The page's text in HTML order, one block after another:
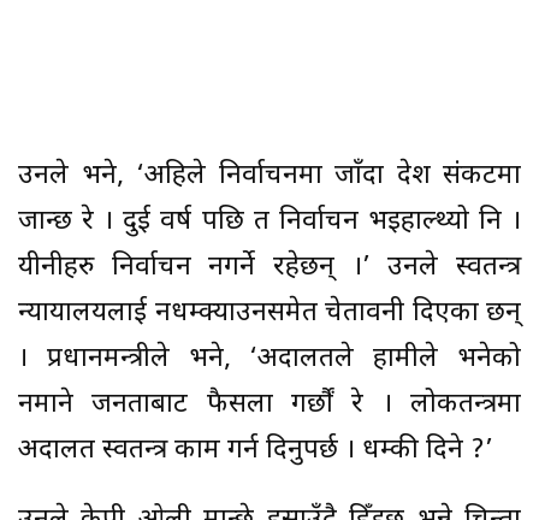
उनले भने, ‘अहिले निर्वाचनमा जाँदा देश संकटमा
जान्छ रे । दुई वर्ष पछि त निर्वाचन भइहाल्थ्यो नि ।
यीनीहरु निर्वाचन नगर्ने रहेछन् ।’ उनले स्वतन्त्र
न्यायालयलाई नधम्क्याउनसमेत चेतावनी दिएका छन्
। प्रधानमन्त्रीले भने, ‘अदालतले हामीले भनेको
नमाने जनताबाट फैसला गर्छौं रे । लोकतन्त्रमा
अदालत स्वतन्त्र काम गर्न दिनुपर्छ । धम्की दिने ?’